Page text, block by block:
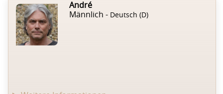
André
Männlich - Deutsch (D)